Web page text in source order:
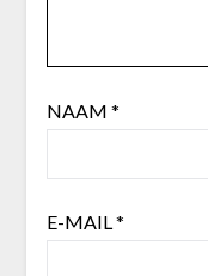
NAAM *
E-MAIL*